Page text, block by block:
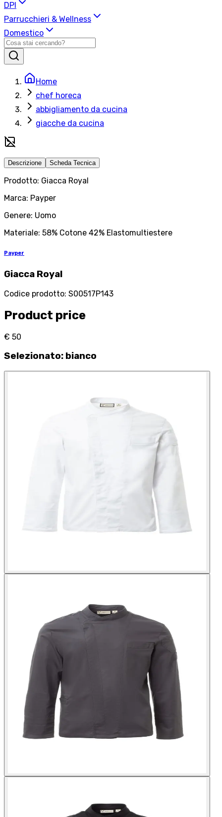
DPI
Parrucchieri & Wellness
Domestico
Home
chef horeca
abbigliamento da cucina
giacche da cucina
Descrizione Scheda Tecnica
Prodotto: Giacca Royal
Marca: Payper
Genere: Uomo
Materiale: 58% Cotone 42% Elastomultiestere
Payper
Giacca Royal
Codice prodotto: S00517P143
Product price
€ 50
Selezionato: bianco